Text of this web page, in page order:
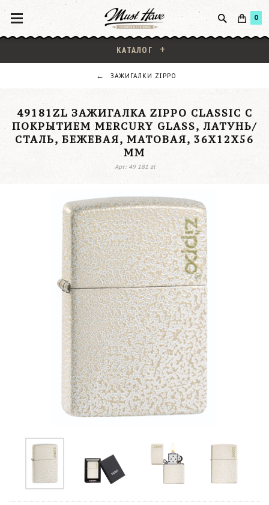
0
КАТАЛОГ
ЗАЖИГАЛКИ ZIPPO
49181ZL ЗАЖИГАЛКА ZIPPO CLASSIC С
ПОКРЫТИЕМ MERCURY GLASS, ЛАТУНЬ/
СТАЛЬ, БЕЖЕВАЯ, МАТОВАЯ, 36X12X56
ММ
Арт: 49 181 zl